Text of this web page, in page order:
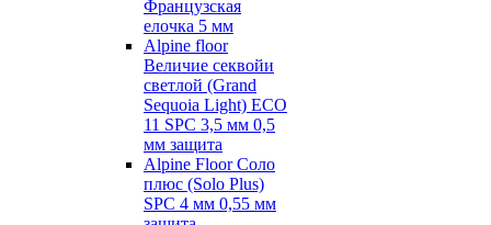
Французская
елочка 5 мм
Alpine floor
Величие секвойи
светлой (Grand
Sequoia Light) ECO
11 SPC 3,5 мм 0,5
мм защита
Alpine Floor Соло
плюс (Solo Plus)
SPC 4 мм 0,55 мм